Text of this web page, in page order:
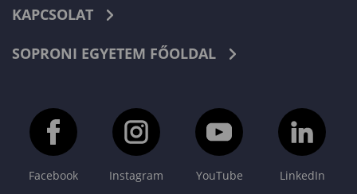
KAPCSOLAT
SOPRONI EGYETEM FŐOLDAL
Facebook Instagram YouTube LinkedIn